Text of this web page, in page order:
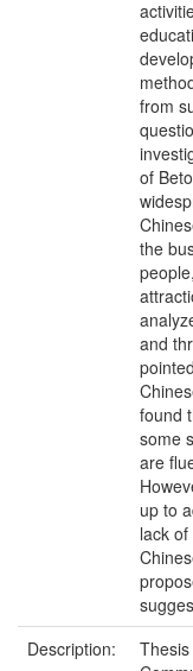
from
of
the
and
found
some
are
up to
lack
Description: